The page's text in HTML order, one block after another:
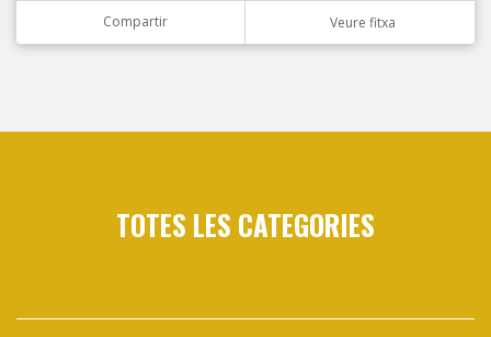
Compartir Veure fitxa
TOTES LES CATEGORIES